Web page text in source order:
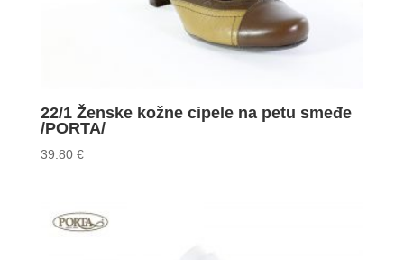
22/1 Ženske kožne cipele na petu smeđe
/PORTA/
39.80 €